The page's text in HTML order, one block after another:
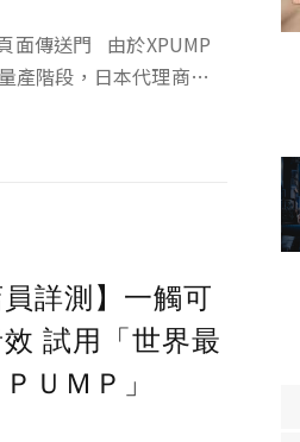
由於XPUMP
產階段，日本代理商又
釋出500台的XPUMP
員詳測】一觸可
試用「世界最
ＵＭＰ」